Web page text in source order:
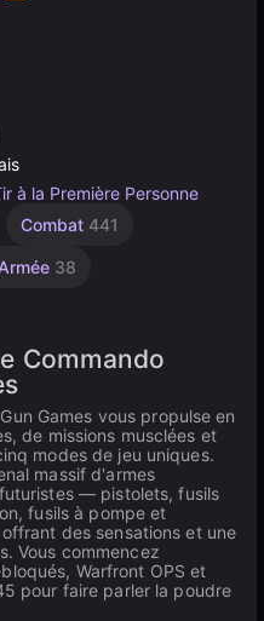
à la Première Personne
Combat 441
38
Commando
Games vous propulse en
de missions musclées et
modes de jeu uniques.
massif d'armes
— pistolets, fusils
fusils à pompe et
des sensations et une
Vous commencez
Warfront OPS et
pour faire parler la poudre